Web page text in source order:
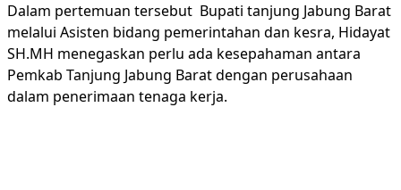
Dalam pertemuan tersebut Bupati tanjung Jabung Barat
melalui Asisten bidang pemerintahan dan kesra, Hidayat
SH.MH menegaskan perlu ada kesepahaman antara
Pemkab Tanjung Jabung Barat dengan perusahaan
dalam penerimaan tenaga kerja.